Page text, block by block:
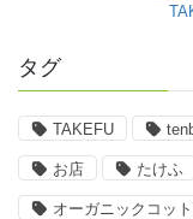
タグ
TAKEFU
お店 たけふ
オーガニックコッ